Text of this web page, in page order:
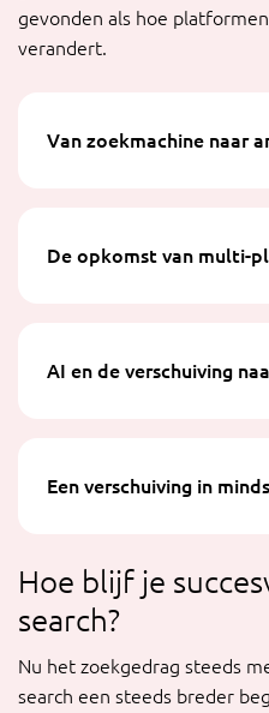
gevonden als hoe
verandert.
Van zoekmachine naar
De opkomst van multi-
AI en de verschuiving
Een verschuiving in
Hoe blijf je
search?
Nu het zoekgedrag steeds
search een steeds breder